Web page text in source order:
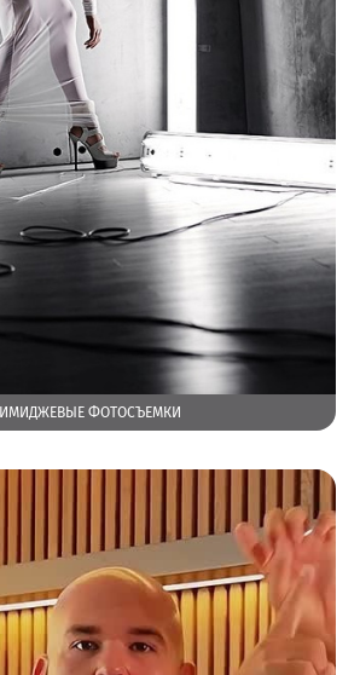
ИМИДЖЕВЫЕ ФОТОСЪЕМКИ